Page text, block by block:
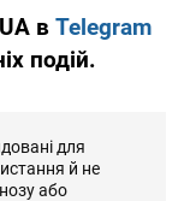
в Telegram
подій.
для
й не
або